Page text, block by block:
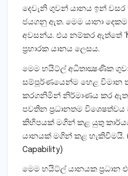
දෙවැනි ගුවන් යානය ඉන්
ජයගනු ඇත. මෙම යානා
අවසන්ය. එය නම්කර ඇත්තේ
ප‍්‍රහාරක යානය ලෙසය.
මෙම හයිට්ල් අධිතාක්‍ෂණික
සම්පූර්ණයෙන්ම හෙළ විමාන
කරගනිමින් නිර්මාණය කර
පවතින ප‍්‍රධානතම විශෙෂත්වය
කිහිපයක් මගින් කළ යුතු
යානයක් මගින් කළ හැකිවීමයි.
Capability)
මෙම හයිට්ල් යානයක ප‍්‍රධාන